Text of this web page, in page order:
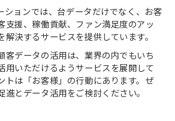
ョンでは、台データだけでなく、お客
支援、稼働貢献、ファン満足度のアッ
決するサービスを提供しています。
客データの活用は、業界の内でもいち
用いただけるようサービスを展開して
トは「お客様」の行動にあります。ぜ
とデータ活用をご検討ください。